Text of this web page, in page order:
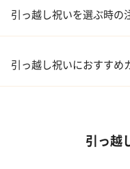
引っ越し祝いを選ぶ時の
引っ越し祝いにおすすめ
引っ越